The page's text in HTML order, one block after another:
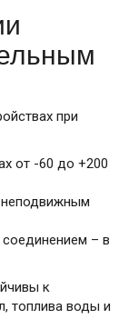
при
от -60 до +200
неподвижным
– в
к
топлива воды и